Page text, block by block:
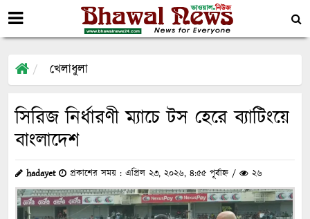
খেলাধুলা
সিরিজ নির্ধারণী ম্যাচে টস হেরে ব্যাটিংয়ে
বাংলাদেশ
hadayet প্রকাশের সময় : এপ্রিল ২৩, ২০২৬, ৪:৫৫ পূর্বাহ্ন / ২৬